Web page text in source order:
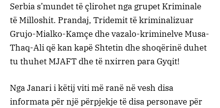
Serbia s’mundet të çlirohet nga grupet Kriminale
të Milloshit. Prandaj, Tridemit të kriminalizuar
Grujo-Mialko-Kamçe dhe vazalo-kriminelve Musa-
Thaq-Ali që kan kapë Shtetin dhe shoqërinë duhet
tu thuhet MJAFT dhe të nxirren para Gyqit!
Nga Janari i këtij viti më ranë në vesh disa
informata për një përpjekje të disa personave për